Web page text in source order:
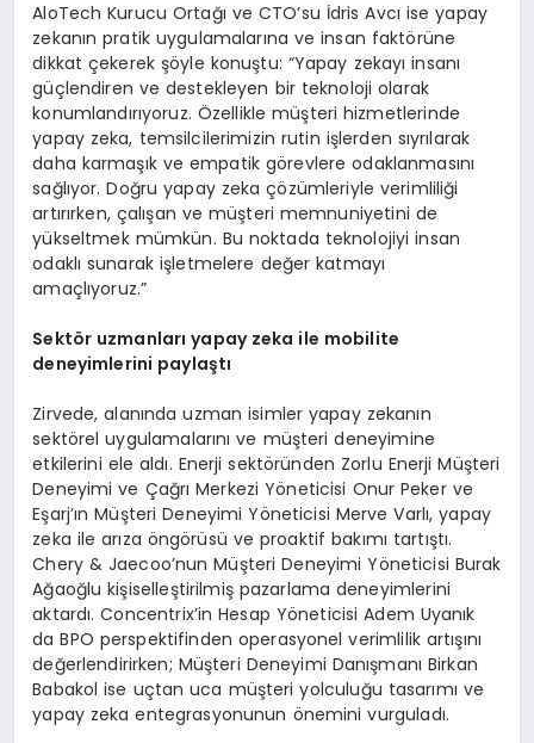
AloTech Kurucu Ortağı ve CTO’su İdris Avcı ise yapay
zekanın pratik uygulamalarına ve insan faktörüne
dikkat çekerek şöyle konuştu: “Yapay zekayı insanı
güçlendiren ve destekleyen bir teknoloji olarak
konumlandırıyoruz. Özellikle müşteri hizmetlerinde
yapay zeka, temsilcilerimizin rutin işlerden sıyrılarak
daha karmaşık ve empatik görevlere odaklanmasını
sağlıyor. Doğru yapay zeka çözümleriyle verimliliği
artırırken, çalışan ve müşteri memnuniyetini de
yükseltmek mümkün. Bu noktada teknolojiyi insan
odaklı sunarak işletmelere değer katmayı
amaçlıyoruz.”
Sektör uzmanları yapay zeka ile mobilite
deneyimlerini paylaştı
Zirvede, alanında uzman isimler yapay zekanın
sektörel uygulamalarını ve müşteri deneyimine
etkilerini ele aldı. Enerji sektöründen Zorlu Enerji Müşteri
Deneyimi ve Çağrı Merkezi Yöneticisi Onur Peker ve
Eşarj’ın Müşteri Deneyimi Yöneticisi Merve Varlı, yapay
zeka ile arıza öngörüsü ve proaktif bakımı tartıştı.
Chery & Jaecoo’nun Müşteri Deneyimi Yöneticisi Burak
Ağaoğlu kişiselleştirilmiş pazarlama deneyimlerini
aktardı. Concentrix’in Hesap Yöneticisi Adem Uyanık
da BPO perspektifinden operasyonel verimlilik artışını
değerlendirirken; Müşteri Deneyimi Danışmanı Birkan
Babakol ise uçtan uca müşteri yolculuğu tasarımı ve
yapay zeka entegrasyonunun önemini vurguladı.